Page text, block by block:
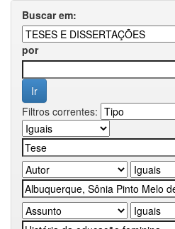
Buscar em:
por
Filtros correntes: